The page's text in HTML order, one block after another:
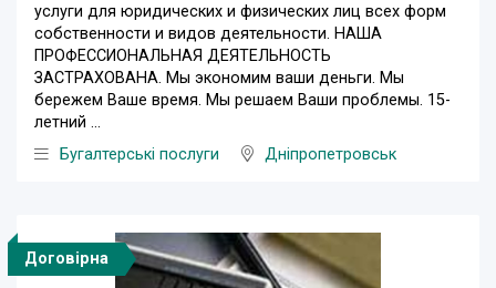
услуги для юридических и физических лиц всех форм
собственности и видов деятельности. НАША
ПРОФЕССИОНАЛЬНАЯ ДЕЯТЕЛЬНОСТЬ
ЗАСТРАХОВАНА. Мы экономим ваши деньги. Мы
бережем Ваше время. Мы решаем Ваши проблемы. 15-
летний ...
Бугалтерські послуги
Дніпропетровськ
Договірна